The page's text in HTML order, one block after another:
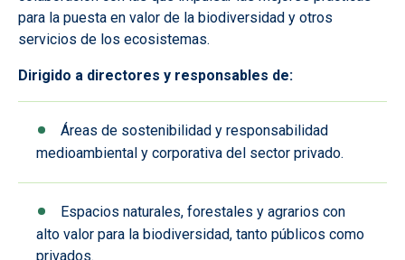
para la puesta en valor de la biodiversidad y otros
servicios de los ecosistemas.
Dirigido a directores y responsables de:
Áreas de sostenibilidad y responsabilidad
medioambiental y corporativa del sector privado.
Espacios naturales, forestales y agrarios con
alto valor para la biodiversidad, tanto públicos como
privados.